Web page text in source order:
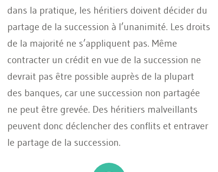
dans la pratique, les héritiers doivent décider du
partage de la succession à l’unanimité. Les droits
de la majorité ne s’appliquent pas. Même
contracter un crédit en vue de la succession ne
devrait pas être possible auprès de la plupart
des banques, car une succession non partagée
ne peut être grevée. Des héritiers malveillants
peuvent donc déclencher des conflits et entraver
le partage de la succession.